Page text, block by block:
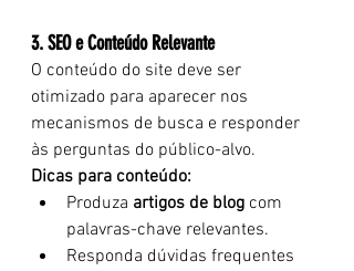
3. SEO e Conteúdo Relevante
O conteúdo do site deve ser
otimizado para aparecer nos
mecanismos de busca e responder
às perguntas do público-alvo.
Dicas para conteúdo:
Produza artigos de blog com
palavras-chave relevantes.
Responda dúvidas frequentes